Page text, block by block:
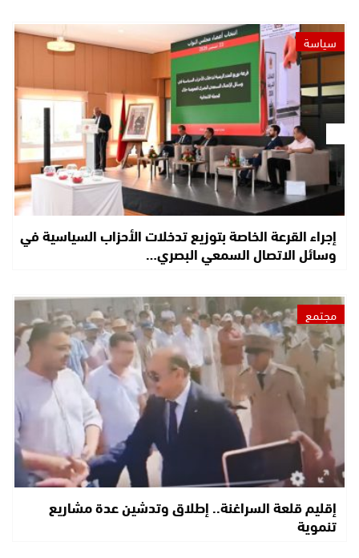
سياسة
إجراء القرعة الخاصة بتوزيع تدخلات الأحزاب السياسية في
وسائل الاتصال السمعي البصري…
مجتمع
إقليم قلعة السراغنة.. إطلاق وتدشين عدة مشاريع
تنموية